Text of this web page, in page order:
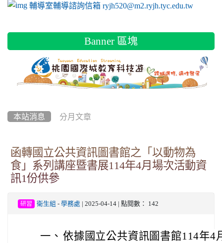
link to https://tyc.entry.edu.tw/NoExamImitate_TL/
輔導室輔導諮詢信箱 ryjh520@m2.ryjh.tyc.edu.tw
Banner 區塊
本站消息 分月文章
函轉國立公共資訊圖書館之「以動物為
食」系列講座暨書展114年4月場次活動資
訊1份供參
研習 衛生組 - 學務處 | 2025-04-14 | 點閱數： 142
一、 依據國立公共資訊圖書館114年4